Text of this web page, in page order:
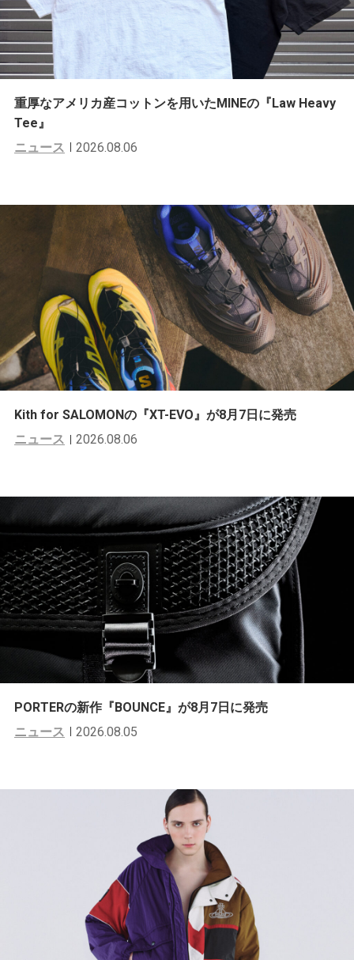
重厚なアメリカ産コットンを用いたMINEの『Law Heavy
Tee』
ニュース
2026.08.06
Kith for SALOMONの『XT-EVO』が8月7日に発売
ニュース
2026.08.06
PORTERの新作『BOUNCE』が8月7日に発売
ニュース
2026.08.05